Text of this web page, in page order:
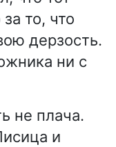
то, что
дерзость.
ни с
не плача.
и